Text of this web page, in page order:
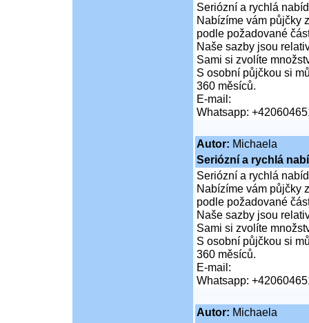
Seriózní a rychlá
Nabízíme vám půjčky
podle požadované
Naše sazby jsou
Sami si zvolíte
S osobní půjčkou si
360 měsíců.
E-mail:
Whatsapp:
Autor: Michaela
Seriózní a rychlá
Seriózní a rychlá
Nabízíme vám půjčky
podle požadované
Naše sazby jsou
Sami si zvolíte
S osobní půjčkou si
360 měsíců.
E-mail:
Whatsapp:
Autor: Michaela